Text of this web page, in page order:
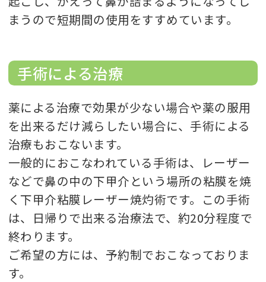
まうので短期間の使用をすすめています。
手術による治療
薬による治療で効果が少ない場合や薬の服用
を出来るだけ減らしたい場合に、手術による
治療もおこないます。
一般的におこなわれている手術は、レーザー
などで鼻の中の下甲介という場所の粘膜を焼
く下甲介粘膜レーザー焼灼術です。この手術
は、日帰りで出来る治療法で、約20分程度で
終わります。
ご希望の方には、予約制でおこなっておりま
す。